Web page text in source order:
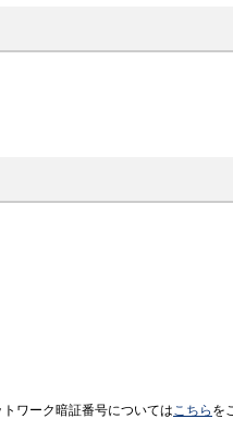
ワーク暗証番号についてはこちら を